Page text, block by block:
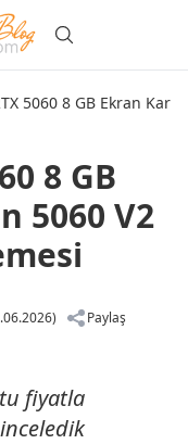
5060 8 GB Ekran
8 GB
5060 V2
Paylaş
fiyatla